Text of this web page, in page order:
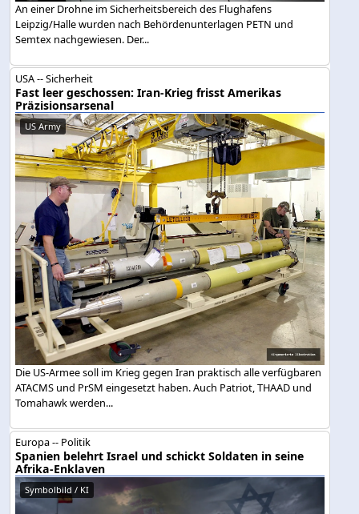
An einer Drohne im Sicherheitsbereich des Flughafens
Leipzig/Halle wurden nach Behördenunterlagen PETN und
Semtex nachgewiesen. Der...
USA -- Sicherheit
Fast leer geschossen: Iran-Krieg frisst Amerikas
Präzisionsarsenal
US Army
Die US-Armee soll im Krieg gegen Iran praktisch alle verfügbaren
ATACMS und PrSM eingesetzt haben. Auch Patriot, THAAD und
Tomahawk werden...
Europa -- Politik
Spanien belehrt Israel und schickt Soldaten in seine
Afrika-Enklaven
Symbolbild / KI